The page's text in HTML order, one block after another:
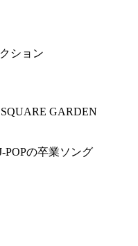
ション
GARDEN
の卒業ソング